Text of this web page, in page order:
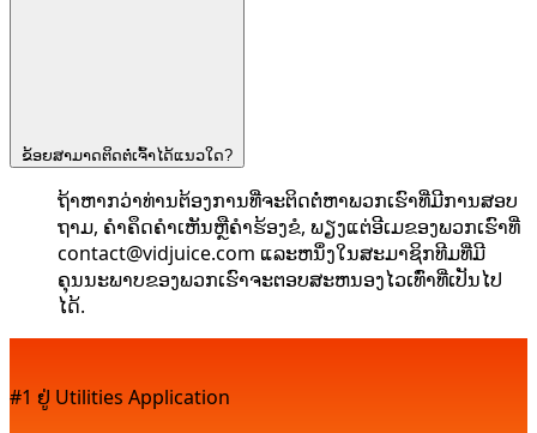
ຂ້ອຍສາມາດຕິດຕໍ່ເຈົ້າໄດ້ແນວໃດ?
ຖ້າ​ຫາກ​ວ່າ​ທ່ານ​ຕ້ອງ​ການ​ທີ່​ຈະ​ຕິດ​ຕໍ່​ຫາ​ພວກ​ເຮົາ​ທີ່​ມີ​ການ​ສອບ​
ຖາມ​, ຄໍາ​ຄຶດ​ຄໍາ​ເຫັນ​ຫຼື​ຄໍາ​ຮ້ອງ​ຂໍ​, ພຽງ​ແຕ່​ອີ​ເມ​ຂອງ​ພວກ​ເຮົາ​ທີ່​
contact@vidjuice.com ແລະຫນຶ່ງໃນສະມາຊິກທີມທີ່ມີ
ຄຸນນະພາບຂອງພວກເຮົາຈະຕອບສະຫນອງໄວເທົ່າທີ່ເປັນໄປ
ໄດ້.
#1 ຢູ່ Utilities Application